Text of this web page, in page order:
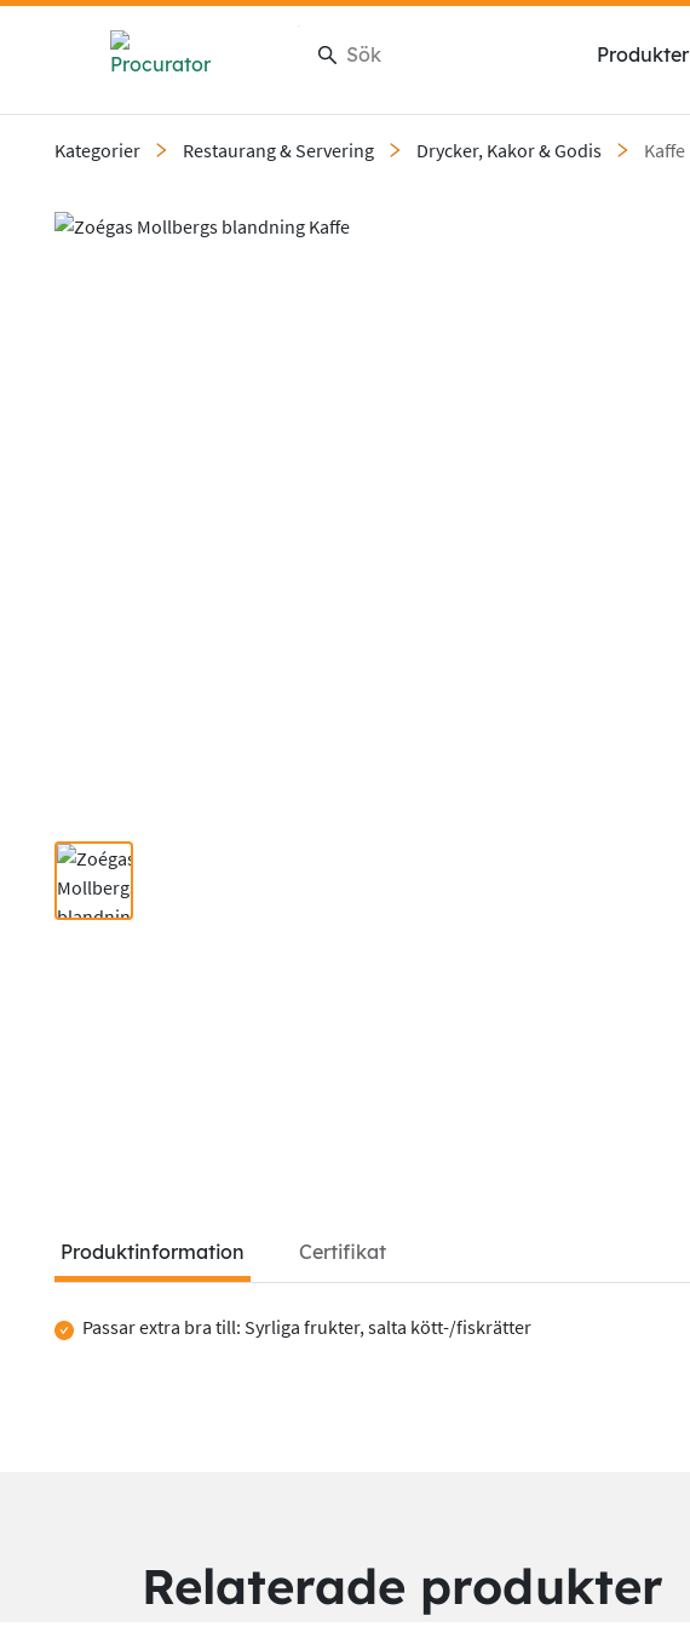
Produkter
Kategorier Restaurang & Servering Drycker, Kakor & Godis Kaffe
Slide 1 of 1
Produktinformation Certifikat
Produktinformation
Passar extra bra till: Syrliga frukter, salta kött-/fiskrätter
Relaterade produkter